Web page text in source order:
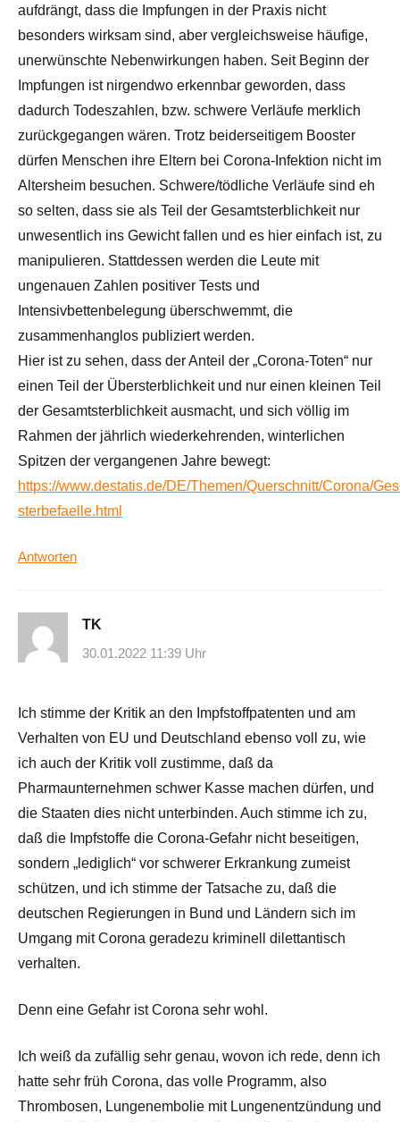
aufdrängt, dass die Impfungen in der Praxis nicht
besonders wirksam sind, aber vergleichsweise häufige,
unerwünschte Nebenwirkungen haben. Seit Beginn der
Impfungen ist nirgendwo erkennbar geworden, dass
dadurch Todeszahlen, bzw. schwere Verläufe merklich
zurückgegangen wären. Trotz beiderseitigem Booster
dürfen Menschen ihre Eltern bei Corona-Infektion nicht im
Altersheim besuchen. Schwere/tödliche Verläufe sind eh
so selten, dass sie als Teil der Gesamtsterblichkeit nur
unwesentlich ins Gewicht fallen und es hier einfach ist, zu
manipulieren. Stattdessen werden die Leute mit
ungenauen Zahlen positiver Tests und
Intensivbettenbelegung überschwemmt, die
zusammenhanglos publiziert werden.
Hier ist zu sehen, dass der Anteil der „Corona-Toten“ nur
einen Teil der Übersterblichkeit und nur einen kleinen Teil
der Gesamtsterblichkeit ausmacht, und sich völlig im
Rahmen der jährlich wiederkehrenden, winterlichen
Spitzen der vergangenen Jahre bewegt:
https://www.destatis.de/DE/Themen/Querschnitt/Corona/
sterbefaelle.html
Antworten
TK
30.01.2022 11:39 Uhr
Ich stimme der Kritik an den Impfstoffpatenten und am
Verhalten von EU und Deutschland ebenso voll zu, wie
ich auch der Kritik voll zustimme, daß da
Pharmaunternehmen schwer Kasse machen dürfen, und
die Staaten dies nicht unterbinden. Auch stimme ich zu,
daß die Impfstoffe die Corona-Gefahr nicht beseitigen,
sondern „lediglich“ vor schwerer Erkrankung zumeist
schützen, und ich stimme der Tatsache zu, daß die
deutschen Regierungen in Bund und Ländern sich im
Umgang mit Corona geradezu kriminell dilettantisch
verhalten.
Denn eine Gefahr ist Corona sehr wohl.
Ich weiß da zufällig sehr genau, wovon ich rede, denn ich
hatte sehr früh Corona, das volle Programm, also
Thrombosen, Lungenembolie mit Lungenentzündung und